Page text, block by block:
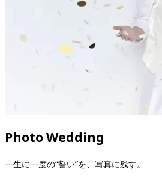
Photo Wedding
一生に一度の“誓い”を、写真に残す。